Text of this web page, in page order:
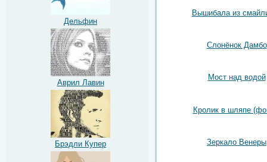
Дельфин
Аврил Лавин
Брэдли Купер
Вышибала из
Слонёнок Дамбо
Мост над водой
Кролик в шляпе
Зеркало Венеры